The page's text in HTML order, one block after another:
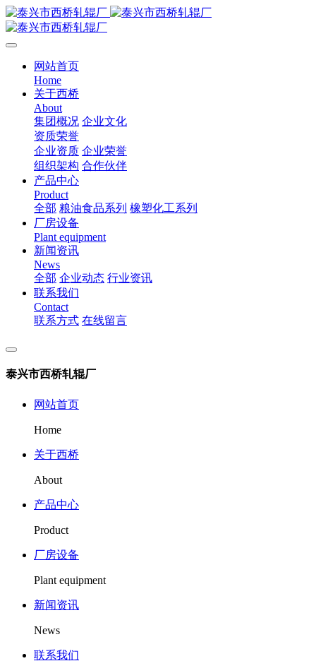
网站首页
Home
关于西桥
About
集团概况 企业文化
资质荣誉
企业资质 企业荣誉
组织架构 合作伙伴
产品中心
Product
全部 粮油食品系列 橡塑化工系列
厂房设备
Plant equipment
新闻资讯
News
全部 企业动态 行业资讯
联系我们
Contact
联系方式 在线留言
泰兴市西桥轧辊厂
网站首页
Home
关于西桥
About
产品中心
Product
厂房设备
Plant equipment
新闻资讯
News
联系我们